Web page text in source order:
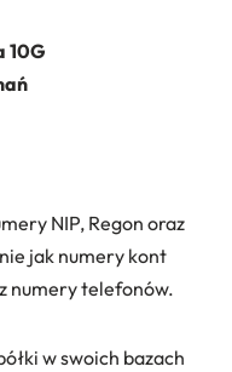
10G
NIP, Regon oraz
jak numery kont
numery telefonów.
w swoich bazach